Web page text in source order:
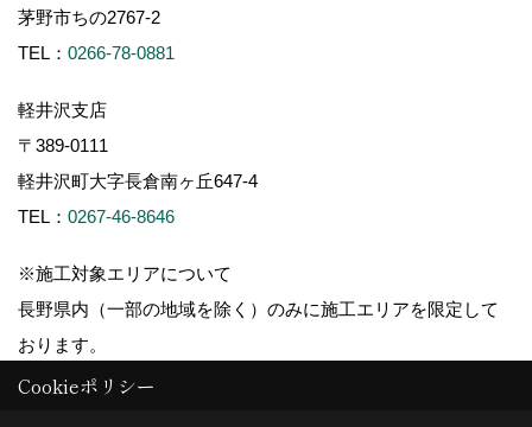
茅野市ちの2767-2
TEL： 0266-78-0881
軽井沢支店
〒389-0111
軽井沢町大字長倉南ヶ丘647-4
TEL： 0267-46-8646
※施工対象エリアについて
長野県内（一部の地域を除く）のみに施工エリアを限定して
おります。
Cookieポリシー